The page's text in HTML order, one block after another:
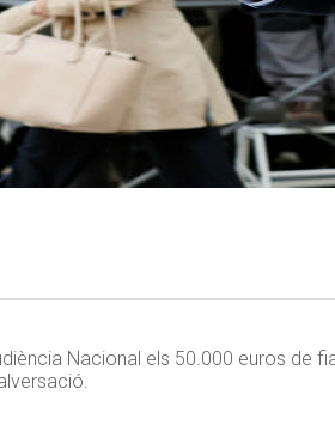
Nacional els 50.000 euros de